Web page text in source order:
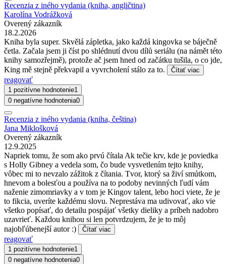
Recenzia z iného vydania (kniha, angličtina)
Karolína Vodrážková
Overený zákazník
18.2.2026
Kniha byla super. Skvělá zápletka, jako každá kingovka se báječně
četla. Začala jsem ji číst po shlédnutí dvou dílů seriálu (na námět této
knihy samozřejmě), protože ač jsem hned od začátku tušila, o co jde,
King mě stejně překvapil a vyvrcholení stálo za to.
Čítať viac
reagovať
1 pozitívne hodnotenie1
0 negatívne hodnotenia0
Recenzia z iného vydania (kniha, čeština)
Jana Miklošková
Overený zákazník
12.9.2025
Napriek tomu, že som ako prvú čítala Ak tečie krv, kde je poviedka
s Holly Gibney a vedela som, čo bude vysvetlením tejto knihy,
vôbec mi to nevzalo zážitok z čítania. Tvor, ktorý sa živí smútkom,
hnevom a bolesťou a používa na to podoby nevinných ľudí vám
naženie zimomriavky a v tom je Kingov talent, lebo hoci viete, že je
to fikcia, uveríte každému slovu. Neprestáva ma udivovať, ako vie
všetko popísať, do detailu pospájať všetky dieliky a príbeh nadobro
uzavrieť. Každou knihou si len potvrdzujem, že je to môj
najobľúbenejší autor :)
Čítať viac
reagovať
1 pozitívne hodnotenie1
0 negatívne hodnotenia0